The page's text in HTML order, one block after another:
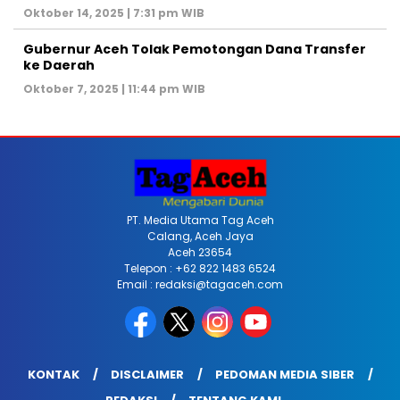
Oktober 14, 2025 | 7:31 pm WIB
Gubernur Aceh Tolak Pemotongan Dana Transfer
ke Daerah
Oktober 7, 2025 | 11:44 pm WIB
PT. Media Utama Tag Aceh
Calang, Aceh Jaya
Aceh 23654
Telepon : +62 822 1483 6524
Email : redaksi@tagaceh.com
KONTAK DISCLAIMER
PEDOMAN MEDIA SIBER